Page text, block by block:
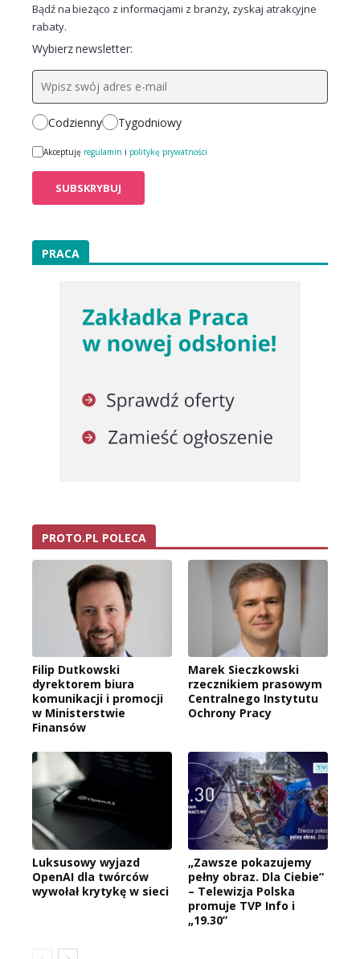
Bądź na bieżąco z informacjami z branży, zyskaj atrakcyjne
rabaty.
Wybierz newsletter:
Codzienny Tygodniowy
Akceptuję regulamin i politykę prywatności
PRACA
PROTO.PL POLECA
Filip Dutkowski
dyrektorem biura
komunikacji i promocji
w Ministerstwie
Finansów
Marek Sieczkowski
rzecznikiem prasowym
Centralnego Instytutu
Ochrony Pracy
Luksusowy wyjazd
OpenAI dla twórców
wywołał krytykę w sieci
„Zawsze pokazujemy
pełny obraz. Dla Ciebie”
– Telewizja Polska
promuje TVP Info i
„19.30”